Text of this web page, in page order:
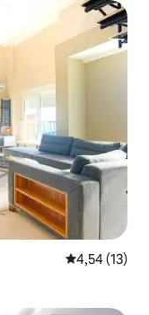
4,54 av 5 i
4,54 (13)